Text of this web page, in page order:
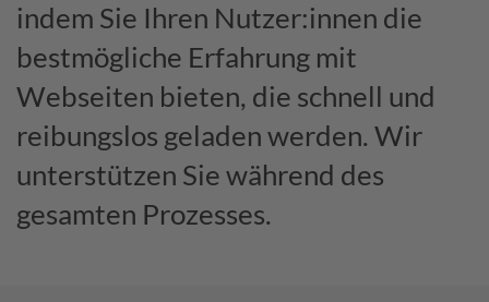
indem Sie Ihren Nutzer:innen die
bestmögliche Erfahrung mit
Webseiten bieten, die schnell und
reibungslos geladen werden. Wir
unterstützen Sie während des
gesamten Prozesses.